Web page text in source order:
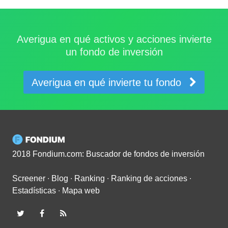
Averigua en qué activos y acciones invierte
un fondo de inversión
Averigua en qué invierte tu fondo
2018 Fondium.com: Buscador de fondos de inversión
Screener ∙ Blog ∙ Ranking ∙ Ranking de acciones ∙
Estadísticas ∙ Mapa web